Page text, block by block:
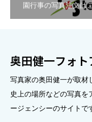
園行事の写真注文は
奥田健一フォ
写真家の奥田健一が取材
史上の場所などの写真を
ージェンシーのサイトで